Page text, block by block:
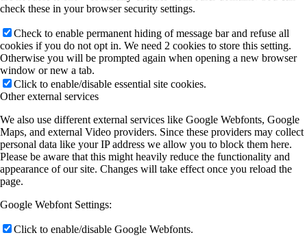
check these in your browser security settings.
Check to enable permanent hiding of message bar and refuse all
cookies if you do not opt in. We need 2 cookies to store this setting.
Otherwise you will be prompted again when opening a new browser
window or new a tab.
Click to enable/disable essential site cookies.
Other external services
We also use different external services like Google Webfonts, Google
Maps, and external Video providers. Since these providers may collect
personal data like your IP address we allow you to block them here.
Please be aware that this might heavily reduce the functionality and
appearance of our site. Changes will take effect once you reload the
page.
Google Webfont Settings:
Click to enable/disable Google Webfonts.